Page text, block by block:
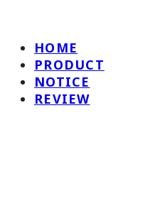
HOME
PRODUCT
NOTICE
REVIEW